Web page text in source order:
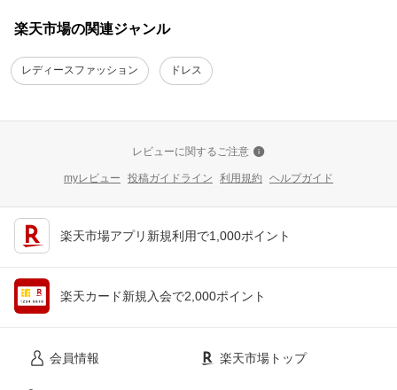
楽天市場の関連ジャンル
レディースファッション ドレス
レビューに関するご注意
myレビュー 投稿ガイドライン 利用規約 ヘルプガイド
楽天市場アプリ新規利用で1,000ポイント
楽天カード新規入会で2,000ポイント
会員情報 楽天市場トップ